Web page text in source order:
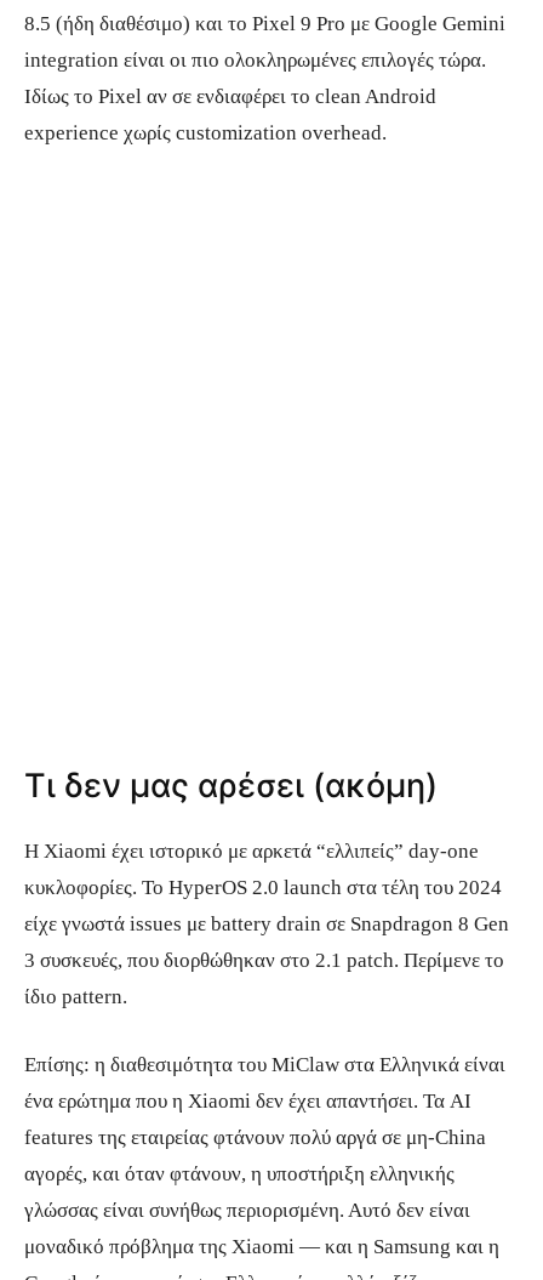
8.5 (ήδη διαθέσιμο) και το Pixel 9 Pro με Google Gemini
integration είναι οι πιο ολοκληρωμένες επιλογές τώρα.
Ιδίως το Pixel αν σε ενδιαφέρει το clean Android
experience χωρίς customization overhead.
Τι δεν μας αρέσει (ακόμη)
Η Xiaomi έχει ιστορικό με αρκετά “ελλιπείς” day-one
κυκλοφορίες. Το HyperOS 2.0 launch στα τέλη του 2024
είχε γνωστά issues με battery drain σε Snapdragon 8 Gen
3 συσκευές, που διορθώθηκαν στο 2.1 patch. Περίμενε το
ίδιο pattern.
Επίσης: η διαθεσιμότητα του MiClaw στα Ελληνικά είναι
ένα ερώτημα που η Xiaomi δεν έχει απαντήσει. Τα AI
features της εταιρείας φτάνουν πολύ αργά σε μη-China
αγορές, και όταν φτάνουν, η υποστήριξη ελληνικής
γλώσσας είναι συνήθως περιορισμένη. Αυτό δεν είναι
μοναδικό πρόβλημα της Xiaomi — και η Samsung και η